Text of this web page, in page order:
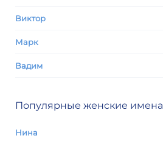
Виктор
Марк
Вадим
Популярные женские имена
Нина